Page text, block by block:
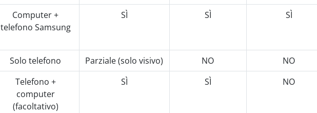
Computer +
telefono Samsung
SÌ SÌ SÌ
Solo telefono Parziale (solo visivo) NO
NO
Telefono +
computer
(facoltativo)
SÌ SÌ NO